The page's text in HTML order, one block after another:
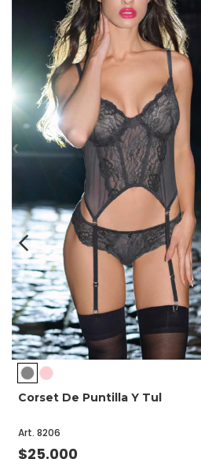
‹
Corset De Puntilla Y Tul
Art. 8206
$25.000